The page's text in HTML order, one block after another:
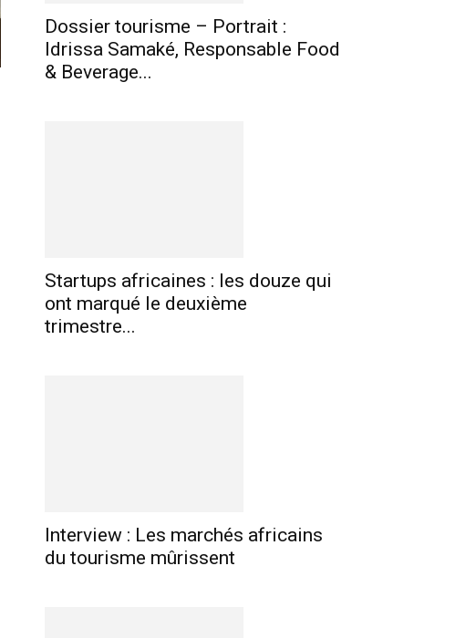
Dossier tourisme – Portrait :
Idrissa Samaké, Responsable Food
& Beverage...
Startups africaines : les douze qui
ont marqué le deuxième
trimestre...
Interview : Les marchés africains
du tourisme mûrissent